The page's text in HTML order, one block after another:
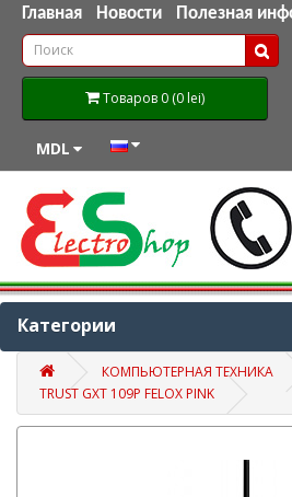
Главная Новости Полезная
Товаров 0 (0 lei)
MDL
Категории
КОМПЬЮТЕРНАЯ ТЕХНИКА
TRUST GXT 109P FELOX PINK